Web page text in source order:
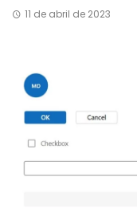
11 de abril de 2023